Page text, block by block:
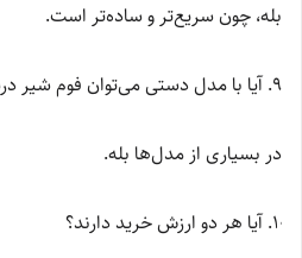
بله، چون سریع‌تر و ساده‌تر است.
آیا با مدل دستی می‌توان فوم شیر
در بسیاری از مدل‌ها بله.
آیا هر دو ارزش خرید دارند؟